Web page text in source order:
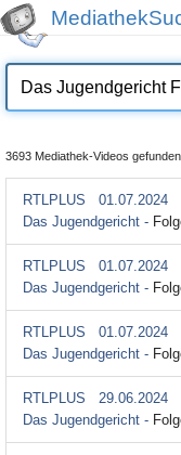
3693 Mediathek-Videos gefunden.
RTLPLUS
01.07.2024
Das Jugendgericht -
RTLPLUS
01.07.2024
Das Jugendgericht -
RTLPLUS
01.07.2024
Das Jugendgericht -
RTLPLUS
29.06.2024
Das Jugendgericht -